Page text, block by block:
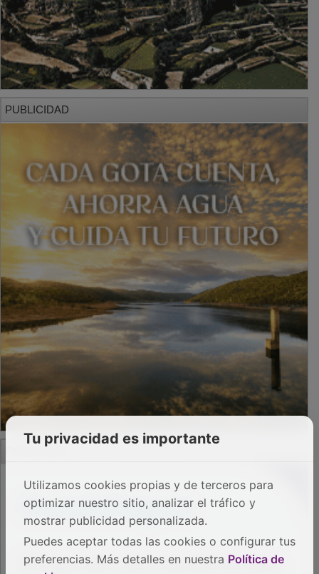
PUBLICIDAD
PUBLICIDAD
Tu privacidad es importante
Utilizamos cookies propias y de terceros para
optimizar nuestro sitio, analizar el tráfico y
mostrar publicidad personalizada.
Puedes aceptar todas las cookies o configurar tus
preferencias. Más detalles en nuestra Política de